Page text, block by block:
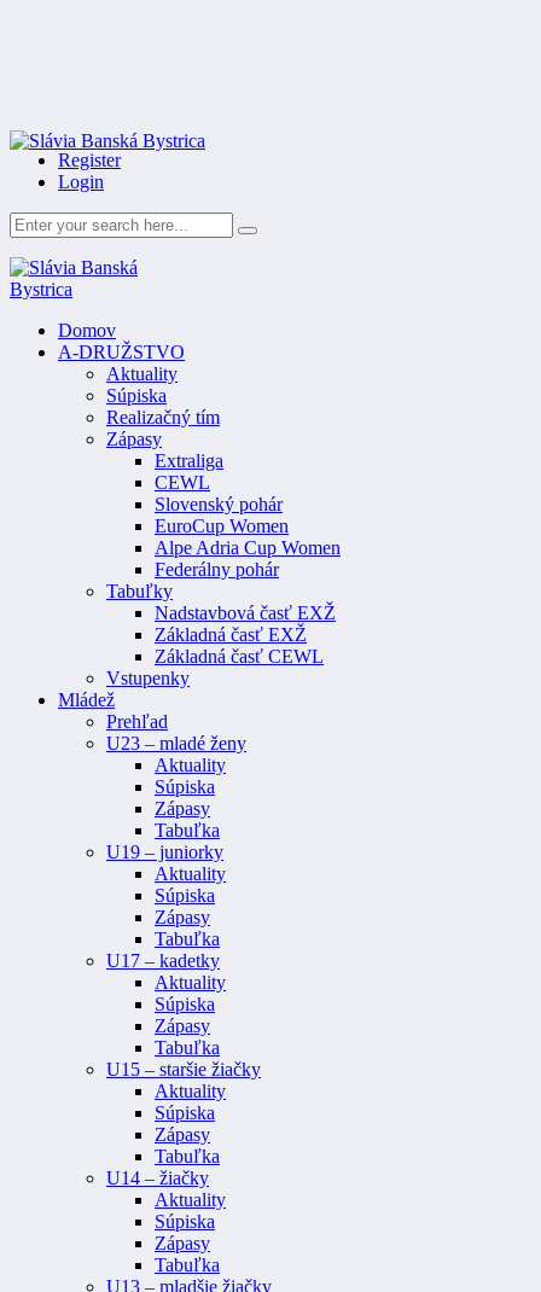
Register
Login
Domov
A-DRUŽSTVO
Aktuality
Súpiska
Realizačný tím
Zápasy
Extraliga
CEWL
Slovenský pohár
EuroCup Women
Alpe Adria Cup Women
Federálny pohár
Tabuľky
Nadstavbová časť EXŽ
Základná časť EXŽ
Základná časť CEWL
Vstupenky
Mládež
Prehľad
U23 – mladé ženy
Aktuality
Súpiska
Zápasy
Tabuľka
U19 – juniorky
Aktuality
Súpiska
Zápasy
Tabuľka
U17 – kadetky
Aktuality
Súpiska
Zápasy
Tabuľka
U15 – staršie žiačky
Aktuality
Súpiska
Zápasy
Tabuľka
U14 – žiačky
Aktuality
Súpiska
Zápasy
Tabuľka
U13 – mladšie žiačky